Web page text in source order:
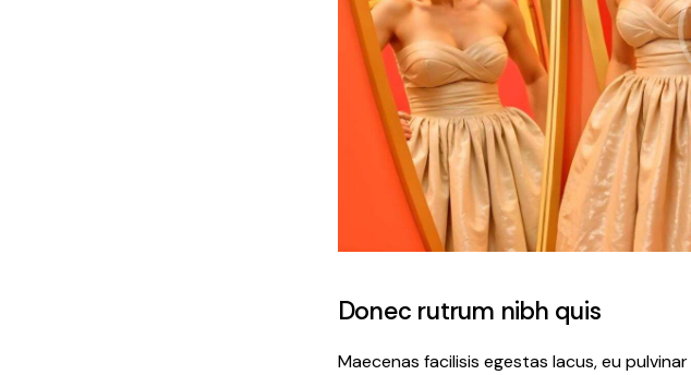
Donec rutrum nibh quis
Maecenas facilisis egestas lacus, eu